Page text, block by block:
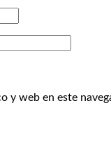
y web en este